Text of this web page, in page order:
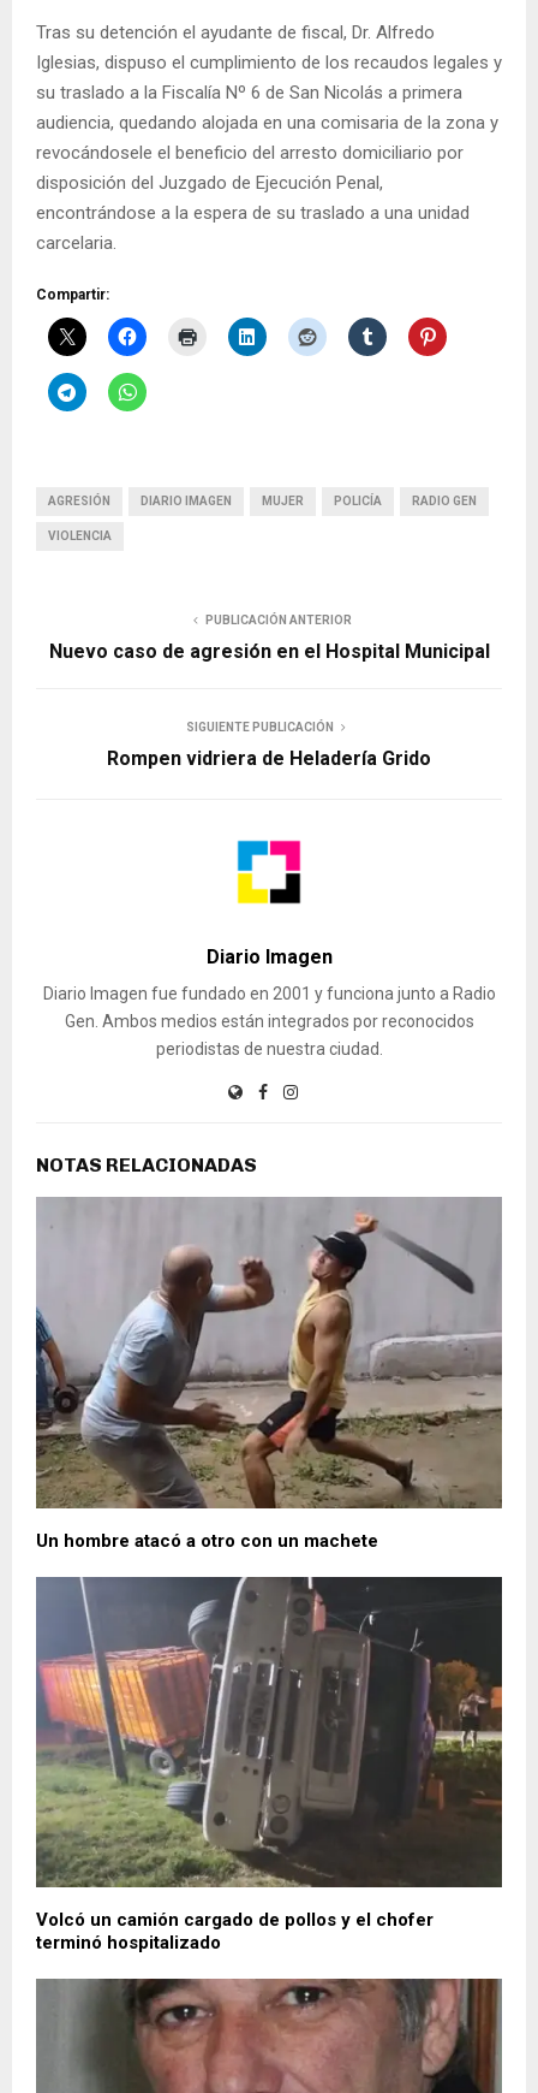
Tras su detención el ayudante de fiscal, Dr. Alfredo
Iglesias, dispuso el cumplimiento de los recaudos legales y
su traslado a la Fiscalía Nº 6 de San Nicolás a primera
audiencia, quedando alojada en una comisaria de la zona y
revocándosele el beneficio del arresto domiciliario por
disposición del Juzgado de Ejecución Penal,
encontrándose a la espera de su traslado a una unidad
carcelaria.
Compartir:
AGRESIÓN DIARIO IMAGEN MUJER POLICÍA RADIO GEN
VIOLENCIA
PUBLICACIÓN ANTERIOR
Nuevo caso de agresión en el Hospital Municipal
SIGUIENTE PUBLICACIÓN
Rompen vidriera de Heladería Grido
Diario Imagen
Diario Imagen fue fundado en 2001 y funciona junto a Radio
Gen. Ambos medios están integrados por reconocidos
periodistas de nuestra ciudad.
NOTAS RELACIONADAS
Un hombre atacó a otro con un machete
Volcó un camión cargado de pollos y el chofer
terminó hospitalizado